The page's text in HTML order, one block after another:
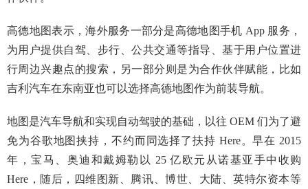
高德地图表示，海外服务一部分是高德地图手机 App 服务，
为用户提供自驾、步行、公共交通等指导、基于用户位置进
行周边兴趣点的搜索，另一部分则是为合作伙伴赋能，比如
吉利汽车在东南亚也可以选择高德地图作为前装导航。
地图是汽车导航和实现自动驾驶的基础，以往 OEM 们为了避
免为谷歌地图挟持，不约而同选择了扶持 Here。早在 2015
年，宝马、奥迪和戴姆勒以 25 亿欧元从诺基亚手中收购
Here，随后，四维图新、腾讯、博世、大陆、英特尔资本等